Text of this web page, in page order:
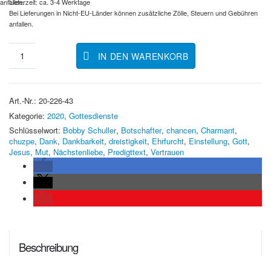
Bei Lieferungen in Nicht-EU-Länder können zusätzliche Zölle, Steuern und Gebühren
anfallen.
IN DEN WARENKORB
Art.-Nr.: 20-226-43
Kategorie: 2020, Gottesdienste
Schlüsselwort: Bobby Schuller, Botschafter, chancen, Charmant,
chuzpe, Dank, Dankbarkeit, dreistigkeit, Ehrfurcht, Einstellung, Gott,
Jesus, Mut, Nächstenliebe, Predigttext, Vertrauen
Beschreibung